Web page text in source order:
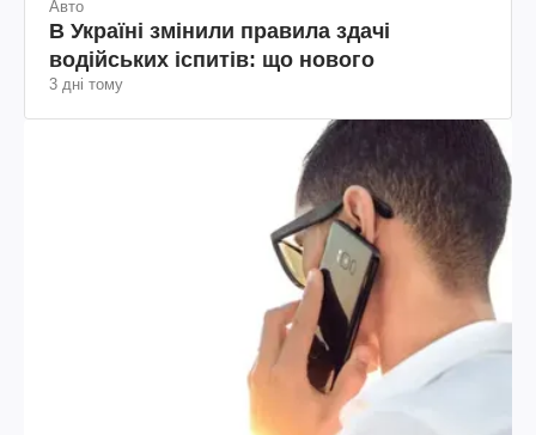
Авто
В Україні змінили правила здачі
водійських іспитів: що нового
3 дні тому